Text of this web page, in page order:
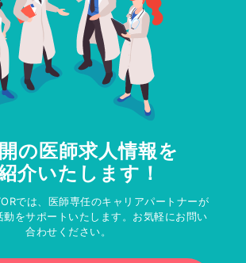
の医師求人情報を
介いたします！
では、医師専任のキャリアパートナーが
動をサポートいたします。お気軽にお問い
合わせください。